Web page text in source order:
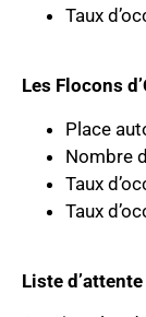
Taux
Les Flocons
Place
Nombre
Taux
Taux
Liste d’attente